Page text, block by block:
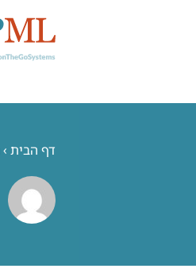
דף הבית ›